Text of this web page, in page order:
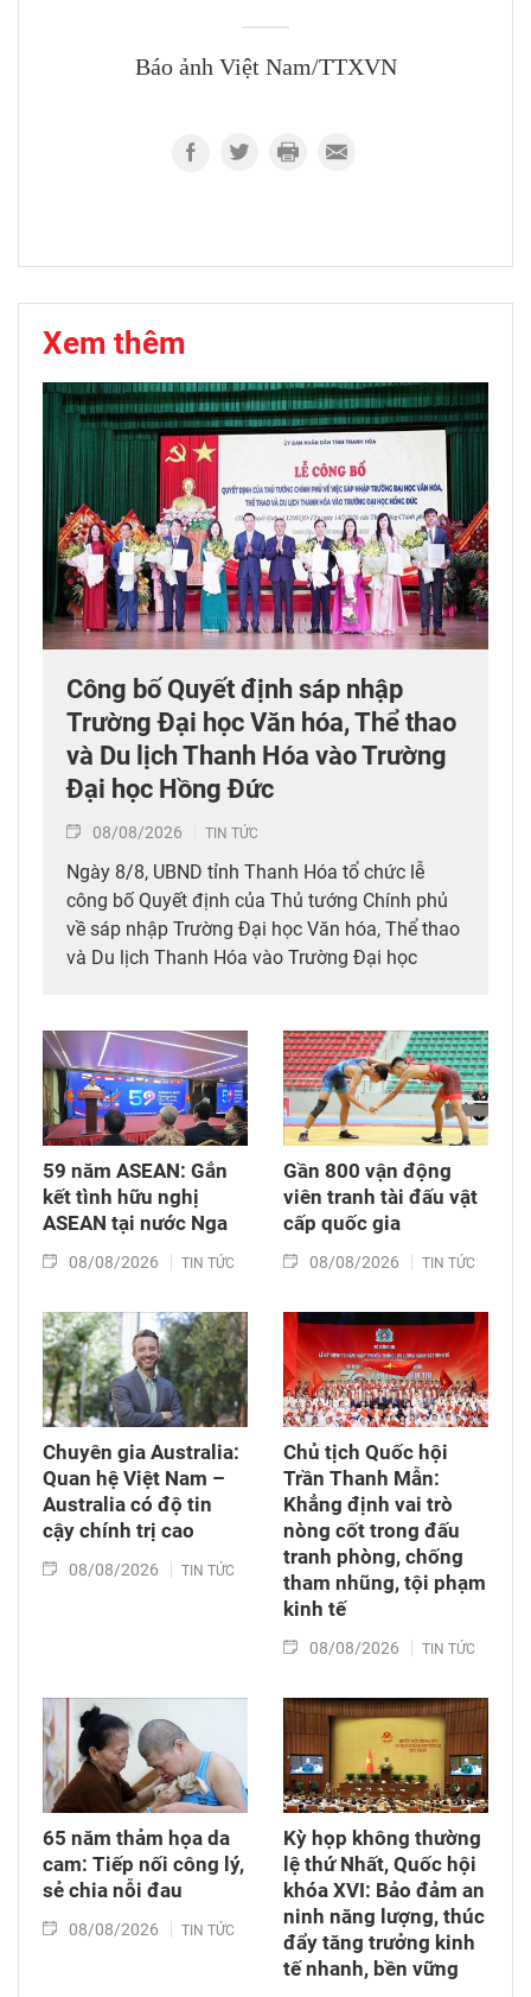
Báo ảnh Việt Nam/TTXVN
Xem thêm
Công bố Quyết định sáp nhập
Trường Đại học Văn hóa, Thể thao
và Du lịch Thanh Hóa vào Trường
Đại học Hồng Đức
08/08/2026 TIN TỨC
Ngày 8/8, UBND tỉnh Thanh Hóa tổ chức lễ
công bố Quyết định của Thủ tướng Chính phủ
về sáp nhập Trường Đại học Văn hóa, Thể thao
và Du lịch Thanh Hóa vào Trường Đại học
59 năm ASEAN: Gắn
kết tình hữu nghị
ASEAN tại nước Nga
08/08/2026 TIN TỨC
Gần 800 vận động
viên tranh tài đấu vật
cấp quốc gia
08/08/2026 TIN TỨC
Chuyên gia Australia:
Quan hệ Việt Nam –
Australia có độ tin
cậy chính trị cao
08/08/2026 TIN TỨC
Chủ tịch Quốc hội
Trần Thanh Mẫn:
Khẳng định vai trò
nòng cốt trong đấu
tranh phòng, chống
tham nhũng, tội phạm
kinh tế
08/08/2026 TIN TỨC
65 năm thảm họa da
cam: Tiếp nối công lý,
sẻ chia nỗi đau
08/08/2026 TIN TỨC
Kỳ họp không thường
lệ thứ Nhất, Quốc hội
khóa XVI: Bảo đảm an
ninh năng lượng, thúc
đẩy tăng trưởng kinh
tế nhanh, bền vững